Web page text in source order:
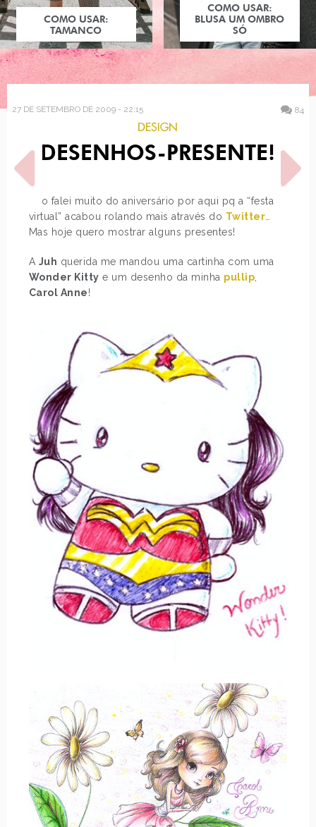
COMO USAR:
TAMANCO
COMO USAR:
BLUSA UM OMBRO
SÓ
27 DE SETEMBRO DE 2009 - 22:15 84
DESIGN
DESENHOS-PRESENTE!
Não falei muito do aniversário por aqui pq a “festa
virtual” acabou rolando mais através do Twitter
Mas hoje quero mostrar alguns presentes!
A Juh querida me mandou uma cartinha com uma
Wonder Kitty e um desenho da minha pullip
Carol Anne!
POST ANTERIOR
PRÓXIMO POST